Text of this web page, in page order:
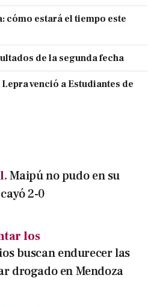
cómo estará el tiempo este
de la segunda fecha
venció a Estudiantes de
Maipú no pudo en su
2-0
los
buscan endurecer las
drogado en Mendoza